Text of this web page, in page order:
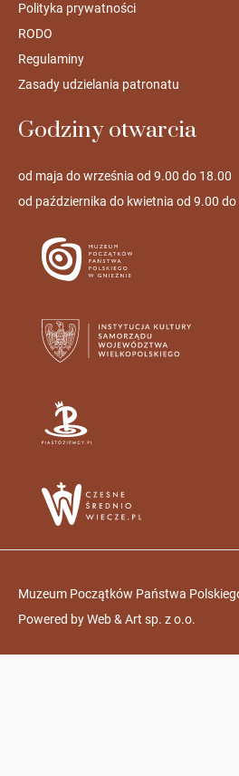
Polityka prywatności
RODO
Regulaminy
Zasady udzielania patronatu
Godziny otwarcia
od maja do września od 9.00 do 18.00
od października do kwietnia od 9.00 do
Muzeum Początków Państwa
Powered byWeb & Art sp. z o.o.